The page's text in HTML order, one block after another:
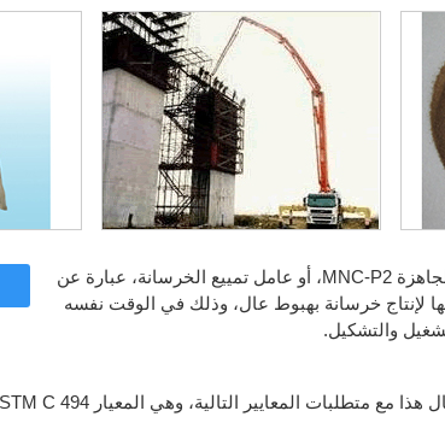
إن عامل تسهيل ضخ الخرسانة الجاهزة MNC-P2، أو عامل تمييع الخرسانة، عبارة عن
لإنتاج خرسانة بهبوط عال، وذلك في الوقت نفسه
والتشكيل.